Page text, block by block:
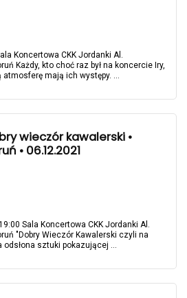
Koncertowa CKK Jordanki Al.
Każdy, kto choć raz był na koncercie Iry,
mają ich występy. ...
wieczór kawalerski •
• 06.12.2021
Sala Koncertowa CKK Jordanki Al.
"Dobry Wieczór Kawalerski czyli na
sztuki pokazującej ...